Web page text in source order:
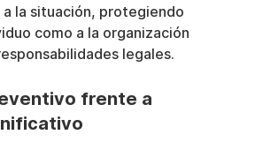
la situación, protegiendo
como a la organización
legales.
frente a